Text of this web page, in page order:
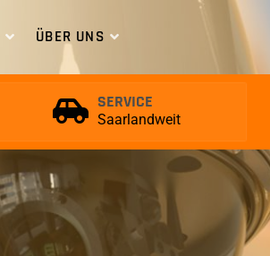
ÜBER UNS
SERVICE
Saarlandweit